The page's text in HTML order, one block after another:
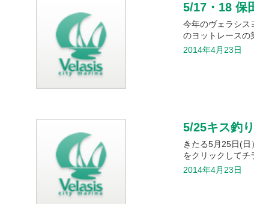
5/17・18 保
今年のヴェラシス
のヨットレースの
2014年4月23日
5/25キス釣
きたる5月25日(
をクリックしてチ
2014年4月23日